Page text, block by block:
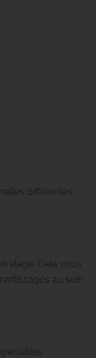
différentes.
stage. Cela vous
au sein